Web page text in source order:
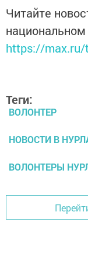
Читайте
https://max.ru/
Теги:
ВОЛОНТЕР
НОВОСТИ В
ВОЛОНТЕРЫ